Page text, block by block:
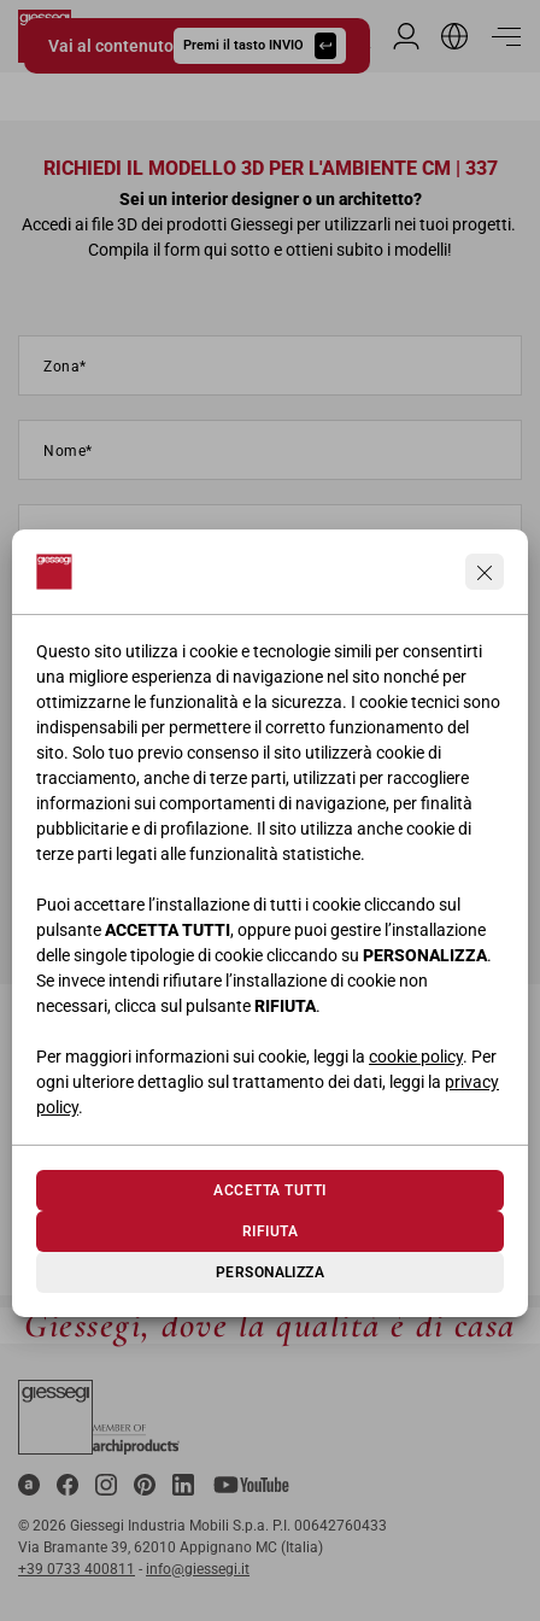
Questo sito utilizza i cookie e tecnologie simili per consentirti
una migliore esperienza di navigazione nel sito nonché per
ottimizzarne le funzionalità e la sicurezza. I cookie tecnici sono
indispensabili per permettere il corretto funzionamento del
sito. Solo tuo previo consenso il sito utilizzerà cookie di
tracciamento, anche di terze parti, utilizzati per raccogliere
informazioni sui comportamenti di navigazione, per finalità
pubblicitarie e di profilazione. Il sito utilizza anche cookie di
terze parti legati alle funzionalità statistiche.
Puoi accettare l’installazione di tutti i cookie cliccando sul
pulsanteACCETTA TUTTI, oppure puoi gestire l’installazione
delle singole tipologie di cookie cliccando su PERSONALIZZA.
Se invece intendi rifiutare l’installazione di cookie non
necessari, clicca sul pulsanteRIFIUTA.
Per maggiori informazioni sui cookie, leggi la cookie policy. Per
ogni ulteriore dettaglio sul trattamento dei dati, leggi la privacy
policy.
PERSONALIZZA
RIFIUTA
ACCETTA TUTTI
Vai al contenuto Premi il tasto INVIO
Giessegi.it
Area Riservata
RICHIEDI IL MODELLO 3D PER L'AMBIENTE CM | 337
Sei un interior designer o un architetto?
Accedi ai file 3D dei prodotti Giessegi per utilizzarli nei tuoi progetti.
Compila il form qui sotto e ottieni subito i modelli!
ho letto e compreso la privacy policy
INVIA
Giessegi, dove la qualità è di casa
© 2026 Giessegi Industria Mobili S.p.a. P.I. 00642760433
Via Bramante 39, 62010 Appignano MC (Italia)
+39 0733 400811 - info@giessegi.it